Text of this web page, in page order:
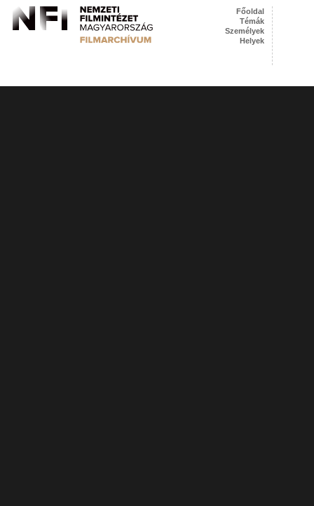
Főoldal
Témák
Személyek
Helyek